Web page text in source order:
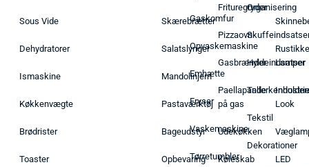
Sous Vide
Dehydratorer
Ismaskine
Køkkenvægte
Brødrister
Toaster
Skærebrætter
Salatslynger
Mandolinjern
Pastaværktøj
Bageudstyr
Opbevaring
Gaskomfur
Opvaskemaskine
Emhætte
Fryser
Vaskemaskine
Tørretumbler
Frituregryder
Pizzaovn
Gasbrænder
Paellapande
på gas
Udekøkken
Køleskab
Organisering
Hyldeindsatser
Tekstil
Dekorationer
Rustikke
Lamper
Look
LED